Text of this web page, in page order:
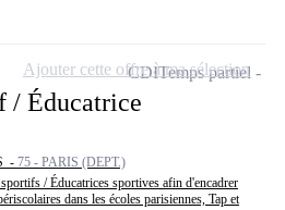
/ Éducatrice
- 75 - PARIS (DEPT.)
/ Éducatrices sportives afin d'encadrer
dans les écoles parisiennes, Tap et
CDITemps partiel
Ajouter cette offre à ma sélection